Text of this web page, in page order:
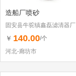
造船厂喷砂
固安县牛驼镇鑫磊滤清器厂
￥ 140.00/个
河北-廊坊市